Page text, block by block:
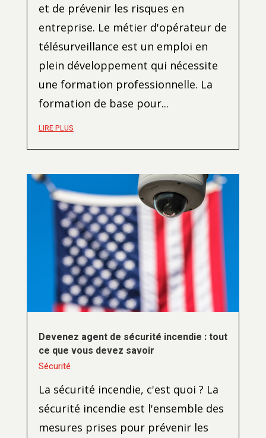
et de prévenir les risques en
entreprise. Le métier d'opérateur de
télésurveillance est un emploi en
plein développement qui nécessite
une formation professionnelle. La
formation de base pour...
LIRE PLUS
Devenez agent de sécurité incendie : tout
ce que vous devez savoir
Sécurité
La sécurité incendie, c'est quoi ? La
sécurité incendie est l'ensemble des
mesures prises pour prévenir les